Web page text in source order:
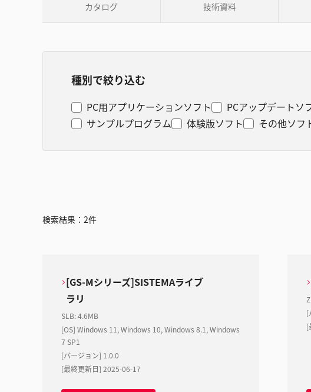
カタログ 技術資料
種別で絞り込む
PC用アプリケーションソフト PCアップデートソ
サンプルプログラム
体験版ソフト その他ソフ
検索結果： 2件
[GS-Mシリーズ]SISTEMAライブ
ラリ
SLB:4.6MB
[OS] Windows 11, Windows 10, Windows 8.1, Windows
7 SP1
[バージョン] 1.0.0
[最終更新日] 2025-06-17
[
[